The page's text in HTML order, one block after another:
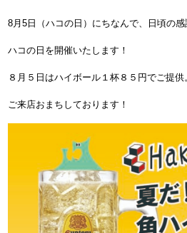
8月5日（ハコの日）にちなんで、日頃の感
ハコの日を開催いたします！
８月５日はハイボール１杯８５円でご提供
ご来店おまちしております！